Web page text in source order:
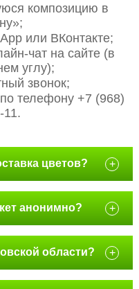
композицию в
или ВКонтакте;
чат на сайте (в
углу);
звонок;
телефону +7 (968)
11.
цветов? +
анонимно? +
области? +